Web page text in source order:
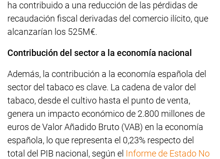
ha contribuido a una reducción de las pérdidas de
recaudación fiscal derivadas del comercio ilícito, que
alcanzarían los 525M€.
Contribución del sector a la economía nacional
Además, la contribución a la economía española del
sector del tabaco es clave. La cadena de valor del
tabaco, desde el cultivo hasta el punto de venta,
genera un impacto económico de 2.800 millones de
euros de Valor Añadido Bruto (VAB) en la economía
española, lo que representa el 0,23% respecto del
total del PIB nacional, según el Informe de Estado No